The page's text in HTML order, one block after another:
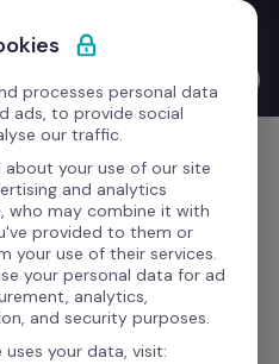
the CEO: Bernat Farrero
grazie all'IA.
Comincia gratis
digitalizzata
processes personal data
ads, to provide social
our traffic.
your use of our site
and analytics
who may combine it with
provided to them or
your use of their services.
your personal data for ad
analytics,
and security purposes.
your data, visit: